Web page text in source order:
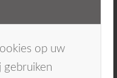
op uw
gebruiken
geboden. De
en je